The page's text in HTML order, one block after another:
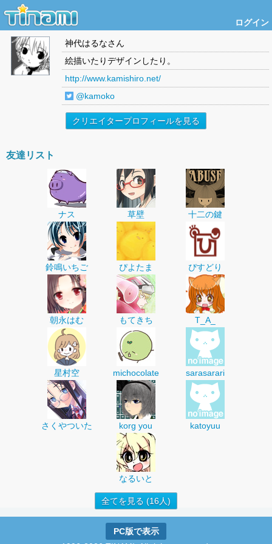
ログイン
神代はるなさん
絵描いたりデザインしたり。
http://www.kamishiro.net/
@kamoko
クリエイタープロフィールを見る
友達リスト
ナス 草壁 十二の鍵
鈴鳴いちご ぴよたま ぴすどり
朝永はむ もてきち T_A_
星村空 michocolate sarasarari
さくやついた korg you katoyuu
なるいと
全てを見る (16人)
PC版で表示